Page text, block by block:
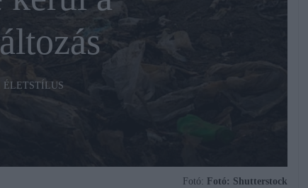
ÉLETSTÍLUS
Fotó: Fotó: Shutterstock